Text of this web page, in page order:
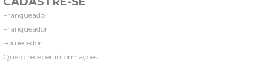
Franqueado
Franqueador
Fornecedor
Quero receber informações